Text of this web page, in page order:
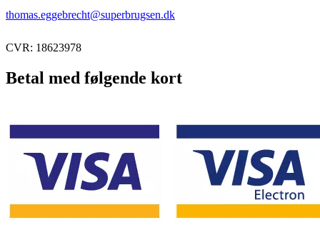
thomas.eggebrecht@superbrugsen.dk
CVR: 18623978
Betal med følgende kort